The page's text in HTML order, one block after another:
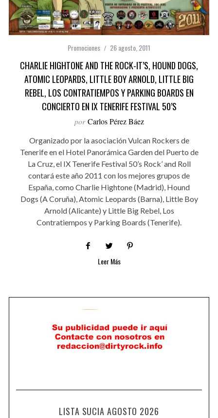
Promociones 26 agosto, 2011
CHARLIE HIGHTONE AND THE ROCK-IT’S, HOUND DOGS,
ATOMIC LEOPARDS, LITTLE BOY ARNOLD, LITTLE BIG
REBEL, LOS CONTRATIEMPOS Y PARKING BOARDS EN
CONCIERTO EN IX TENERIFE FESTIVAL 50’S
por Carlos Pérez Báez
Organizado por la asociación Vulcan Rockers de
Tenerife en el Hotel Panorámica Garden del Puerto de
La Cruz, el IX Tenerife Festival 50’s Rock’ and Roll
contará este año 2011 con los mejores grupos de
España, como Charlie Hightone (Madrid), Hound
Dogs (A Coruña), Atomic Leopards (Barna), Little Boy
Arnold (Alicante) y Little Big Rebel, Los
Contratiempos y Parking Boards (Tenerife).
Leer Más
LISTA SUCIA AGOSTO 2026